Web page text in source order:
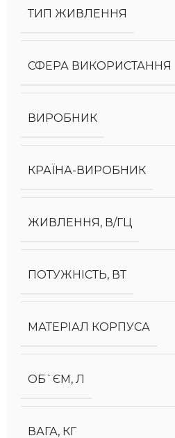
ТИП ЖИВЛЕННЯ
СФЕРА ВИКОРИСТАННЯ
ВИРОБНИК
КРАЇНА-ВИРОБНИК
ЖИВЛЕННЯ, В/ГЦ
ПОТУЖНІСТЬ, ВТ
МАТЕРІАЛ КОРПУСА
ОБ`ЄМ, Л
ВАГА, КГ